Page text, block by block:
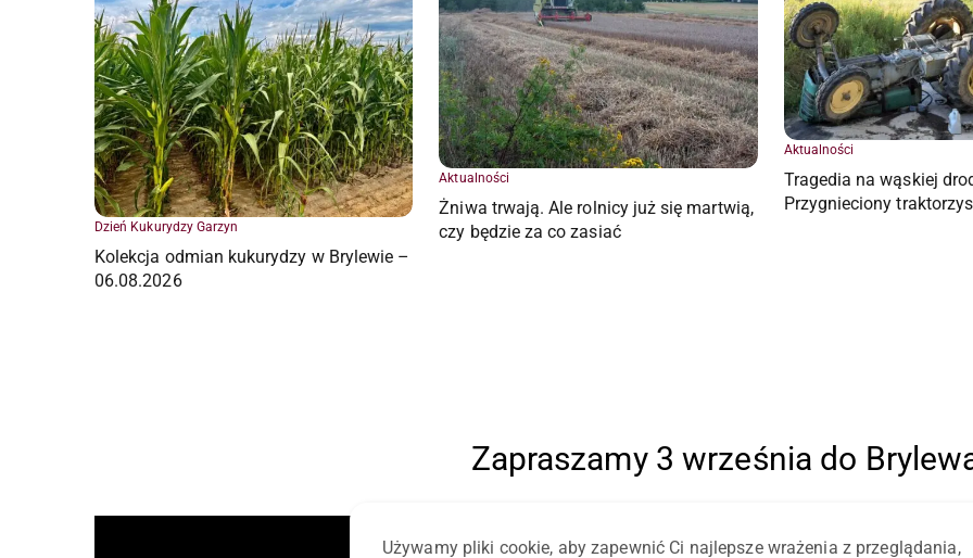
Dzień Kukurydzy Garzyn
Kolekcja odmian kukurydzy w Brylewie –
06.08.2026
Aktualności
Żniwa trwają. Ale rolnicy już się martwią,
czy będzie za co zasiać
Aktualności
Tragedia na wąskiej
Przygnieciony
Zapraszamy 3 września do
Używamy pliki cookie, aby zapewnić Ci najlepsze wrażenia z przeglądania,